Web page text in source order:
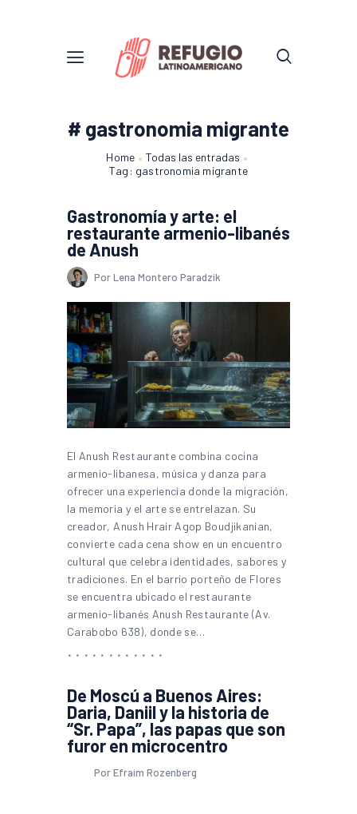
# gastronomia migrante
Home
Todas las entradas
Tag: gastronomia migrante
Gastronomía y arte: el
restaurante armenio-libanés
de Anush
Por Lena Montero Paradzik
El Anush Restaurante combina cocina
armenio-libanesa, música y danza para
ofrecer una experiencia donde la migración,
la memoria y el arte se entrelazan. Su
creador, Anush Hrair Agop Boudjikanian,
convierte cada cena show en un encuentro
cultural que celebra identidades, sabores y
tradiciones. En el barrio porteño de Flores
se encuentra ubicado el restaurante
armenio-libanés Anush Restaurante (Av.
Carabobo 638), donde se…
De Moscú a Buenos Aires:
Daria, Daniil y la historia de
“Sr. Papa”, las papas que son
furor en microcentro
Por Efraim Rozenberg